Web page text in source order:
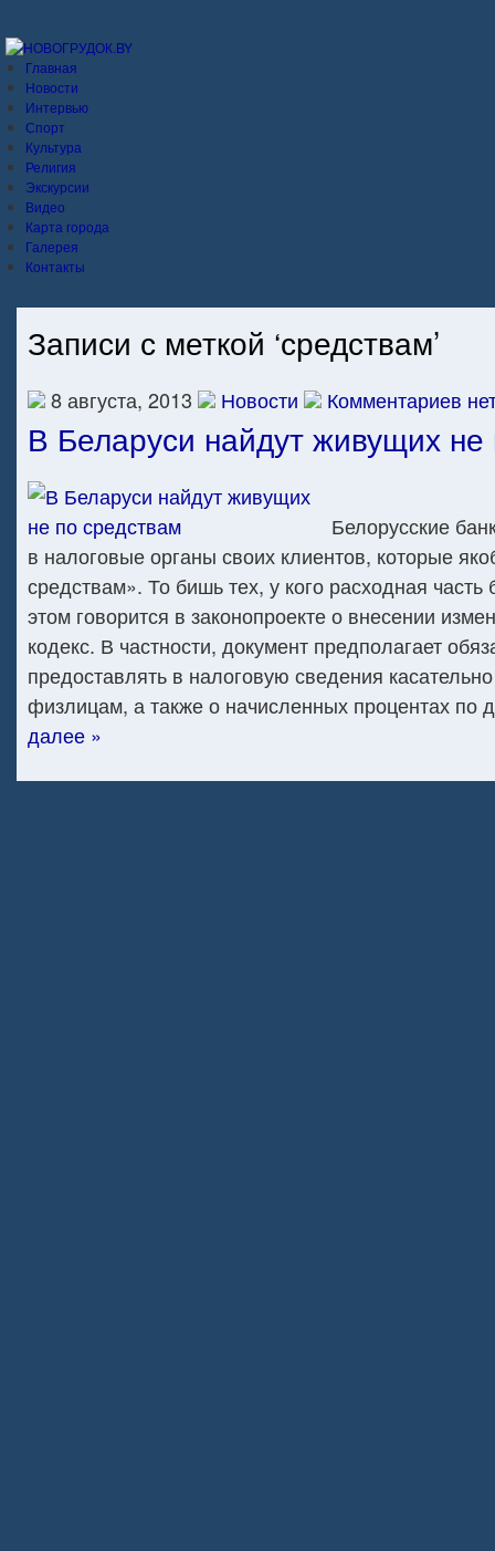
Главная
Новости
Интервью
Спорт
Культура
Религия
Экскурсии
Видео
Карта города
Галерея
Контакты
Записи с меткой ‘средствам’
8 августа, 2013 Новости Комментариев
В Беларуси найдут живущих не
Белорусские
в налоговые органы своих клиентов, которые
средствам». То бишь тех, у кого расходная
этом говорится в законопроекте о внесении
кодекс. В частности, документ предполагает
предоставлять в налоговую сведения
физлицам, а также о начисленных процентах по
далее »